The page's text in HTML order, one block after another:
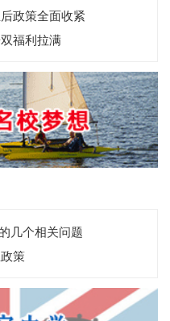
政策全面收紧
福利拉满
几个相关问题
策